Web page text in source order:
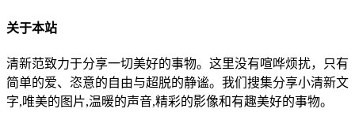
关于本站
清新范致力于分享一切美好的事物。这里没有喧哗烦扰，只有
简单的爱、恣意的自由与超脱的静谧。我们搜集分享小清新文
字,唯美的图片,温暖的声音,精彩的影像和有趣美好的事物。